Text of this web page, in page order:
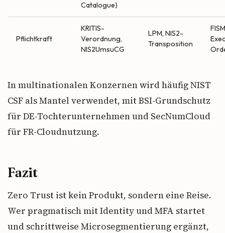
Catalogue)
Pflichtkraft
KRITIS-
Verordnung,
NIS2UmsuCG
LPM, NIS2-
Transposition
In multinationalen Konzernen wird häufig NIST
CSF als Mantel verwendet, mit BSI-Grundschutz
für DE-Tochterunternehmen und SecNumCloud
für FR-Cloudnutzung.
Fazit
Zero Trust ist kein Produkt, sondern eine Reise.
Wer pragmatisch mit Identity und MFA startet
und schrittweise Microsegmentierung ergänzt,